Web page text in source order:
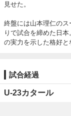
見せた。
終盤には山本理仁の
りで試合を締めた日
の実力を示した格好と
試合経過
U-23カタール